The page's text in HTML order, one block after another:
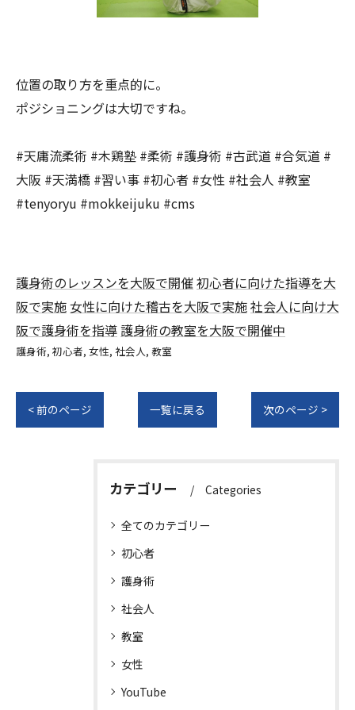
位置の取り方を重点的に。
ポジショニングは大切ですね。
#天庸流柔術 #木鶏塾 #柔術 #護身術 #古武道 #合気道 #
大阪 #天満橋 #習い事 #初心者 #女性 #社会人 #教室
#tenyoryu #mokkeijuku #cms
護身術のレッスンを大阪で開催初心者に向けた指導を大
阪で実施女性に向けた稽古を大阪で実施社会人に向け大
阪で護身術を指導護身術の教室を大阪で開催中
護身術 初心者 女性 社会人 教室
< 前のページ 一覧に戻る 次のページ >
カテゴリー Categories
全てのカテゴリー
初心者
護身術
社会人
教室
女性
YouTube